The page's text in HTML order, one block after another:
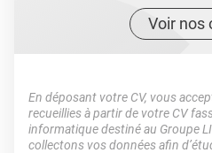
Voir nos
En déposant votre CV, vous
recueillies à partir de votre CV
informatique destiné au Groupe
collectons vos données afin